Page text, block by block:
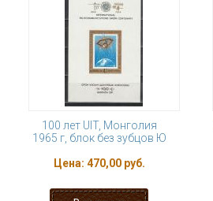
100 лет UIT, Монголия
1965 г, блок без зубцов Ю
Цена: 470,00 руб.